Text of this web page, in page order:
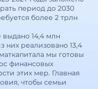
период до 2030
более 2 трлн
14,4 млн
них реализовано 13,4
мы готовы
финансовых
этих мер. Главная
чтобы семьи